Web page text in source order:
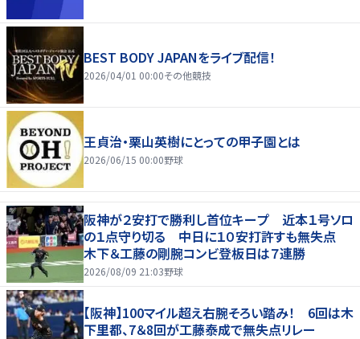
BEST BODY JAPANをライブ配信！
2026/04/01 00:00その他競技
王貞治・栗山英樹にとっての甲子園とは
2026/06/15 00:00野球
阪神が２安打で勝利し首位キープ 近本１号ソロ
の１点守り切る 中日に１０安打許すも無失点
木下＆工藤の剛腕コンビ登板日は７連勝
2026/08/09 21:03野球
【阪神】100マイル超え右腕そろい踏み！ 6回は木
下里都、7＆8回が工藤泰成で無失点リレー